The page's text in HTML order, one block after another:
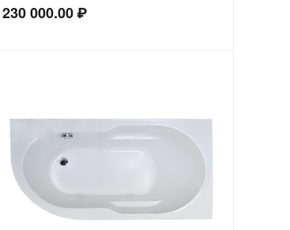
230 000.00₽